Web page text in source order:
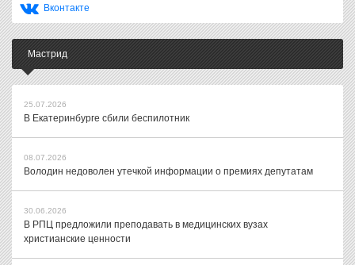
Вконтакте
Мастрид
25.07.2026
В Екатеринбурге сбили беспилотник
08.07.2026
Володин недоволен утечкой информации о премиях депутатам
30.06.2026
В РПЦ предложили преподавать в медицинских вузах
христианские ценности